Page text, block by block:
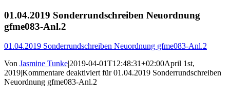
01.04.2019 Sonderrundschreiben Neuordnung
gfme083-Anl.2
01.04.2019 Sonderrundschreiben Neuordnung gfme083-Anl.2
Von Jasmine Tunke|2019-04-01T12:48:31+02:00April 1st,
2019|Kommentare deaktiviertfür 01.04.2019 Sonderrundschreiben
Neuordnung gfme083-Anl.2